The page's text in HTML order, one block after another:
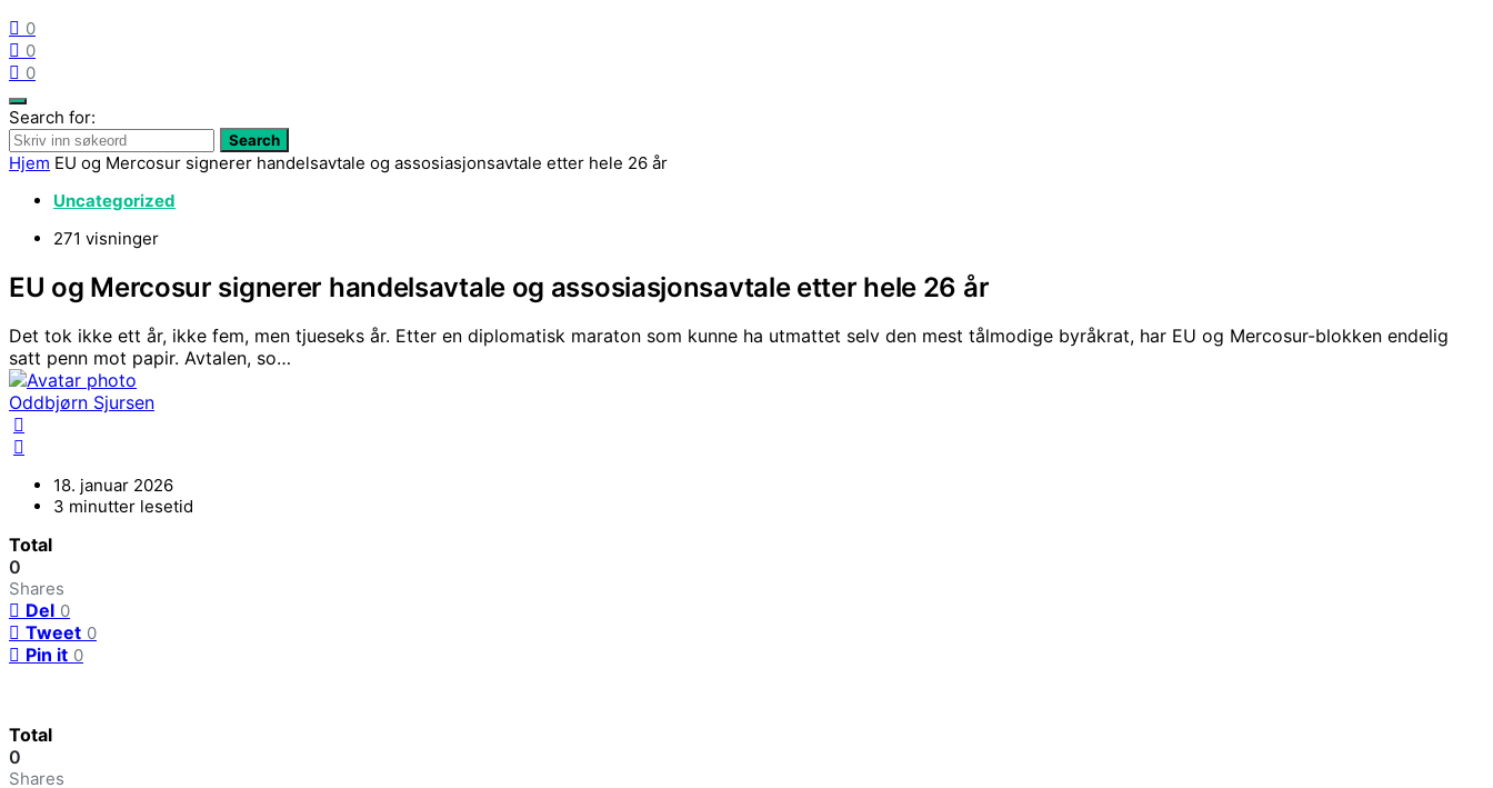
0
0
0
Search for:
Search
Hjem EU og Mercosur signerer handelsavtale og assosiasjonsavtale etter hele 26 år
Uncategorized
271 visninger
EU og Mercosur signerer handelsavtale og assosiasjonsavtale etter hele 26 år
Det tok ikke ett år, ikke fem, men tjueseks år. Etter en diplomatisk maraton som kunne ha utmattet selv den mest tålmodige byråkrat, har EU og Mercosur-blokken endelig
satt penn mot papir. Avtalen, so…
Oddbjørn Sjursen
18. januar 2026
3 minutter lesetid
Total
0
Shares
Del 0
Tweet 0
Pin it 0
Total
0
Shares